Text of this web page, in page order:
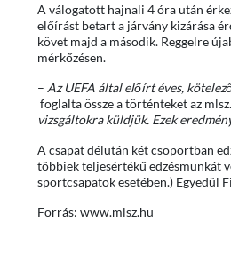
A válogatott hajnali 4 óra után
előírást betart a járvány kizárása
követ majd a második. Reggelre
mérkőzésen.
– Az UEFA által előírt éves,
foglalta össze a történteket az
vizsgáltokra küldjük. Ezek
A csapat délután két csoportban
többiek teljesértékű edzésmunkát
sportcsapatok esetében.) Egyedül
Forrás: www.mlsz.hu